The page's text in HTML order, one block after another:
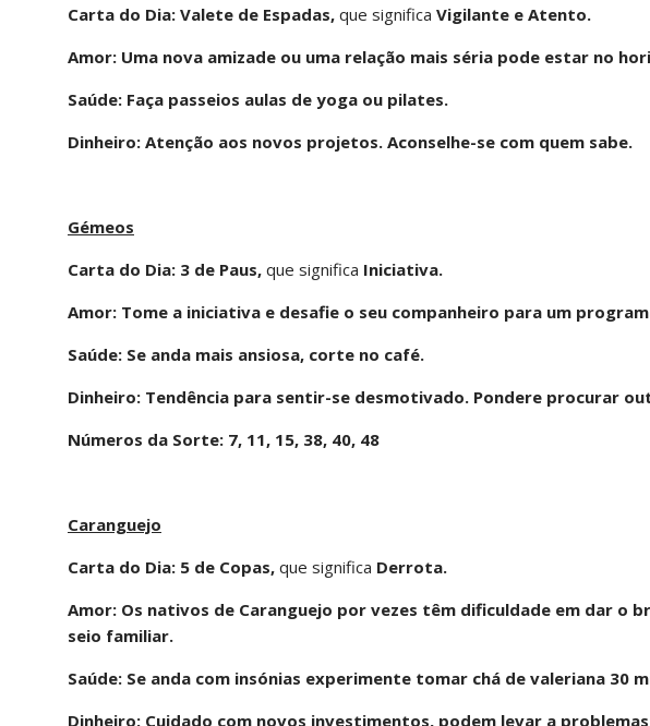
Carta do Dia: Valete de Espadas, que significa Vigilante e Atento.
Amor: Uma nova amizade ou uma relação mais séria pode estar no
Saúde: Faça passeios aulas de yoga ou pilates.
Dinheiro: Atenção aos novos projetos. Aconselhe-se com quem sabe.
Gémeos
Carta do Dia: 3 de Paus, que significa Iniciativa.
Amor: Tome a iniciativa e desafie o seu companheiro para um
Saúde: Se anda mais ansiosa, corte no café.
Dinheiro: Tendência para sentir-se desmotivado. Pondere procurar
Números da Sorte: 7, 11, 15, 38, 40, 48
Caranguejo
Carta do Dia: 5 de Copas, que significa Derrota.
Amor: Os nativos de Caranguejo por vezes têm dificuldade em dar o
seio familiar.
Saúde: Se anda com insónias experimente tomar chá de valeriana 30
Dinheiro: Cuidado com novos investimentos, podem levar a